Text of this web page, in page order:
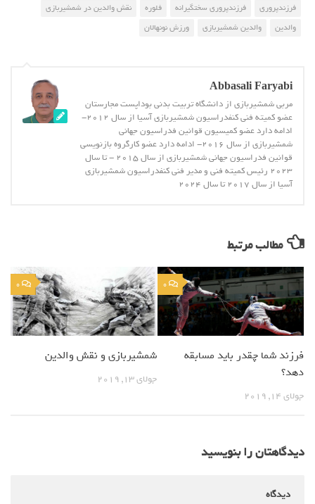
فرزندپروری
فرزندپروری سختگیرانه فلوره
نقش والدین در شمشیربازی
والدین
والدین شمشیربازی ورزش نونهالان
Abbasali Faryabi
مربی شمشیربازی از دانشگاه تربیت بدنی بوداپست مجارستان
عضو کمیته فنی کنفدراسیون شمشیربازی آسیا از سال 2012-
ادامه دارد عضو کمیسیون قوانین فدراسیون جهانی
شمشیربازی از سال 2016- ادامه دارد عضو کارگروه بازنویسی
قوانین فدراسیون جهانی شمشیربازی از سال 2015 - تا سال
2023 رئیس کمیته فنی و مدیر فنی کنفدراسیون شمشیربازی
آسیا از سال 2017 تا سال 2024
مطالب مرتبط
0
فرزند شما چقدر باید مسابقه
دهد؟
جولای 14, 2019
0
شمشیربازی و نقش والدین
جولای 13, 2019
دیدگاهتان را بنویسید
دیدگاه